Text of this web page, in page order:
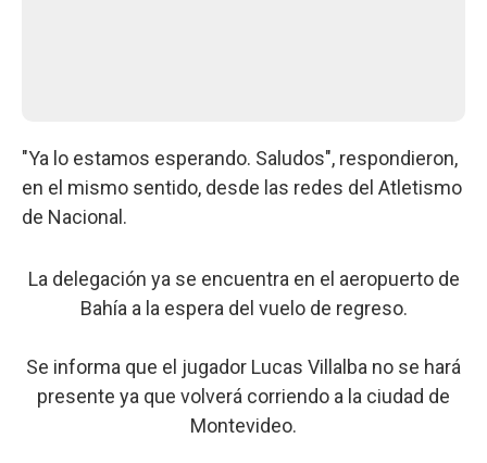
"Ya lo estamos esperando. Saludos", respondieron,
en el mismo sentido, desde las redes del Atletismo
de Nacional.
La delegación ya se encuentra en el aeropuerto de
Bahía a la espera del vuelo de regreso.
Se informa que el jugador Lucas Villalba no se hará
presente ya que volverá corriendo a la ciudad de
Montevideo.